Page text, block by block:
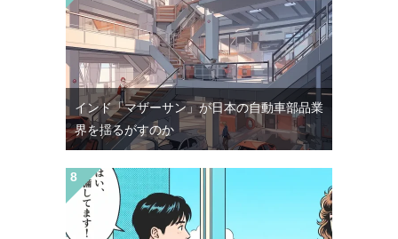
インド「マザーサン」が日本の自動車部品業
界を揺るがすのか